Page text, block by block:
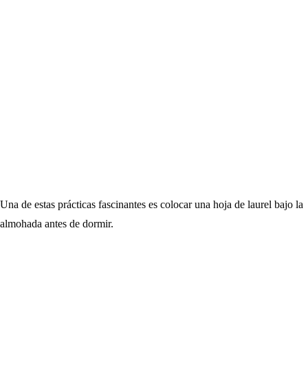
Una de estas prácticas fascinantes es colocar una hoja de laurel bajo la
almohada antes de dormir.